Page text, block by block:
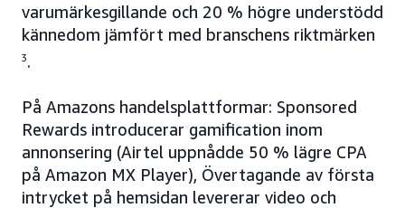
varumärkesgillande och 20 % högre understödd
kännedom jämfört med branschens riktmärken
3.
På Amazons handelsplattformar: Sponsored
Rewards introducerar gamification inom
annonsering (Airtel uppnådde 50 % lägre CPA
på Amazon MX Player), Övertagande av första
intrycket på hemsidan levererar video och